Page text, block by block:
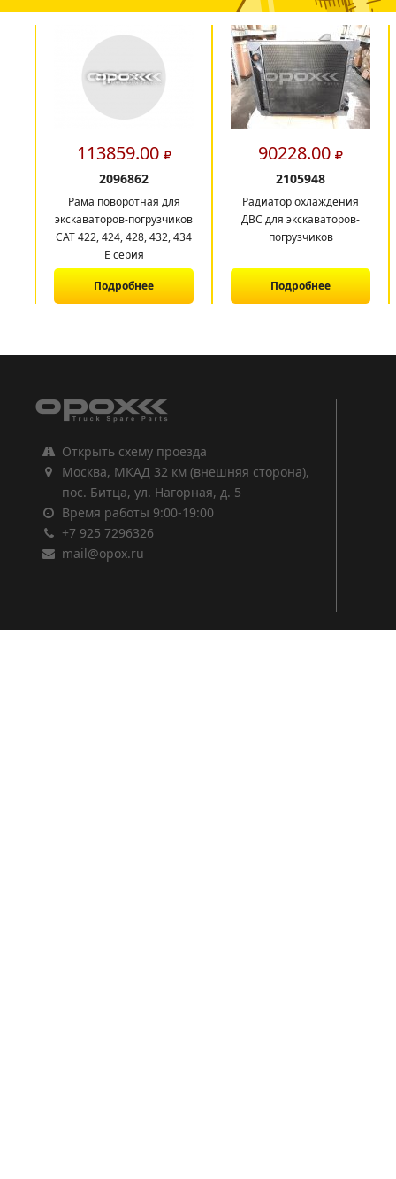
113859.00
2096862
Рама поворотная для
экскаваторов-погрузчиков
CAT 422, 424, 428, 432, 434
E серия
Подробнее
90228.00
2105948
Радиатор охлаждения
ДВС для экскаваторов-
погрузчиков
Подробнее
Открыть схему проезда
Москва, МКАД 32 км (внешняя сторона),
пос. Битца, ул. Нагорная, д. 5
Время работы 9:00-19:00
+7 925 7296326
mail@opox.ru